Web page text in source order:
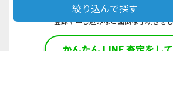
絞り込んで探す
まずはいくらで買い取れそうなのか
登録や申し込みなど面倒な手続きを
かんたん LINE 査定をし